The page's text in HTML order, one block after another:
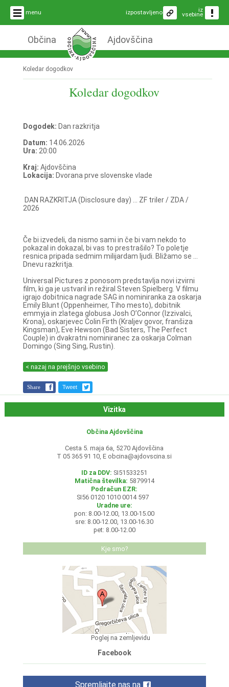
menu iz
vsebine
izpostavljeno
Občina Ajdovščina
Koledar dogodkov
Koledar dogodkov
Dogodek: Dan razkritja
Datum: 14.06.2026
Ura: 20:00
Kraj: Ajdovščina
Lokacija: Dvorana prve slovenske vlade
DAN RAZKRITJA (Disclosure day) ... ZF triler / ZDA /
2026
Če bi izvedeli, da nismo sami in če bi vam nekdo to
pokazal in dokazal, bi vas to prestrašilo? To poletje
resnica pripada sedmim milijardam ljudi. Bližamo se ...
Dnevu razkritja.
Universal Pictures z ponosom predstavlja novi izvirni
film, ki ga je ustvaril in režiral Steven Spielberg. V filmu
igrajo dobitnica nagrade SAG in nominiranka za oskarja
Emily Blunt (Oppenheimer, Tiho mesto), dobitnik
emmyja in zlatega globusa Josh O’Connor (Izzivalci,
Krona), oskarjevec Colin Firth (Kraljev govor, franšiza
Kingsman), Eve Hewson (Bad Sisters, The Perfect
Couple) in dvakratni nominiranec za oskarja Colman
Domingo (Sing Sing, Rustin).
< nazaj na prejšnjo vsebino
Share Tweet
Vizitka
Občina Ajdovščina
Cesta 5. maja 6a, 5270 Ajdovščina
T 05 365 91 10, E obcina@ajdovscina.si
ID za DDV: SI51533251
Matična številka: 5879914
Podračun EZR:
SI56 0120 1010 0014 597
Uradne ure:
pon: 8.00-12.00, 13.00-15.00
sre: 8.00-12.00, 13.00-16.30
pet: 8.00-12.00
Kje smo?
Poglej na zemljevidu
Facebook
Spremljajte nas na